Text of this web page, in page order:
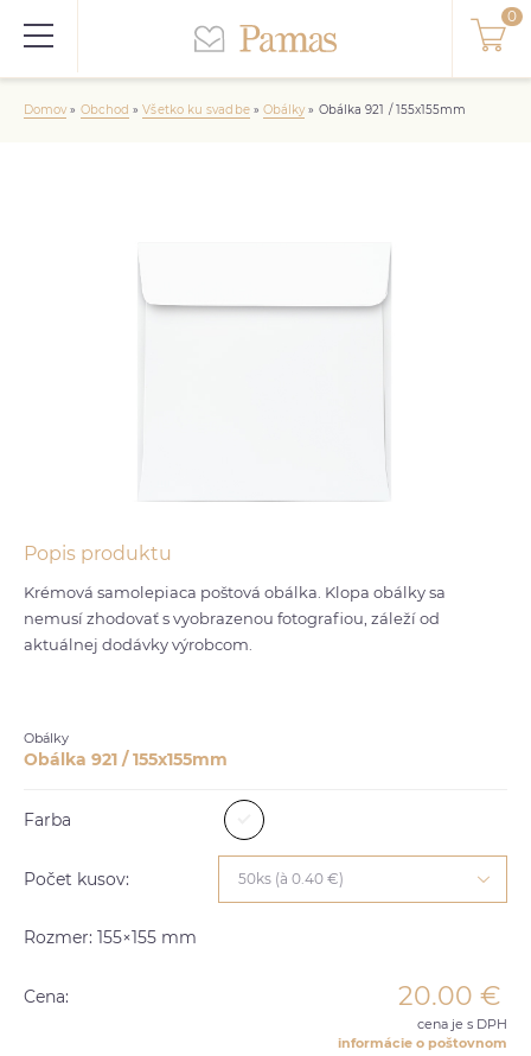
Domov» Obchod »Všetko ku svadbe» Obálky » Obálka 921 / 155x155mm
Popis produktu
Krémová samolepiaca poštová obálka. Klopa obálky sa
nemusí zhodovať s vyobrazenou fotografiou, záleží od
aktuálnej dodávky výrobcom.
Obálky
Obálka 921 / 155x155mm
Farba
Počet kusov: 50ks (à 0.40 €)
Rozmer: 155×155 mm
Cena: 20.00 €
cena je s DPH
informácie o poštovnom